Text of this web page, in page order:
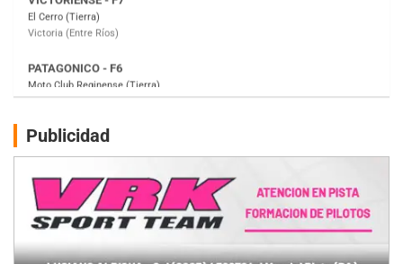
Gral. E. Godoy (Río Negro)
Juventud Unida (Tierra)
Humboldt (Santa Fe)
Ciudad de Avellaneda (Asfalto)
SUR SANTAFESINO - F4
José Samuel Sánchez (Tierra)
Rufino (Santa Fe)
TUCUMANO - F5
Publicidad